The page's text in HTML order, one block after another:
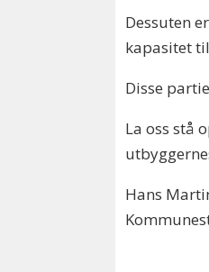
Dessuten
kapasitet
Disse
La oss stå
Hans